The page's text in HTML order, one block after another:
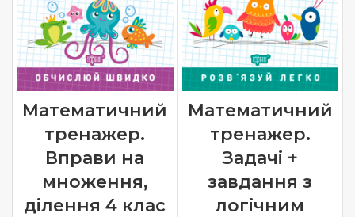
Математичний
тренажер.
Вправи на
множення,
ділення 4 клас
Математичний
тренажер.
Задачі +
завдання з
логічним